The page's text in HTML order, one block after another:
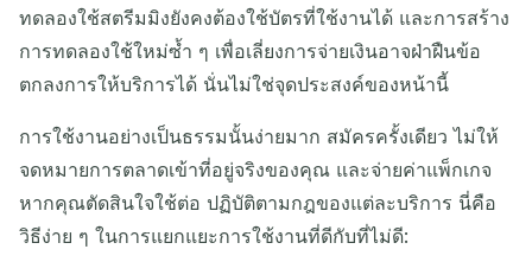
ทดลองใช้สตรีมมิงยังคงต้องใช้บัตรที่ใช้งานได้ และการสร้าง
การทดลองใช้ใหม่ซ้ำ ๆ เพื่อเลี่ยงการจ่ายเงินอาจฝ่าฝืนข้อ
ตกลงการให้บริการได้ นั่นไม่ใช่จุดประสงค์ของหน้านี้
การใช้งานอย่างเป็นธรรมนั้นง่ายมาก สมัครครั้งเดียว ไม่ให้
จดหมายการตลาดเข้าที่อยู่จริงของคุณ และจ่ายค่าแพ็กเกจ
หากคุณตัดสินใจใช้ต่อ ปฏิบัติตามกฎของแต่ละบริการ นี่คือ
วิธีง่าย ๆ ในการแยกแยะการใช้งานที่ดีกับที่ไม่ดี: